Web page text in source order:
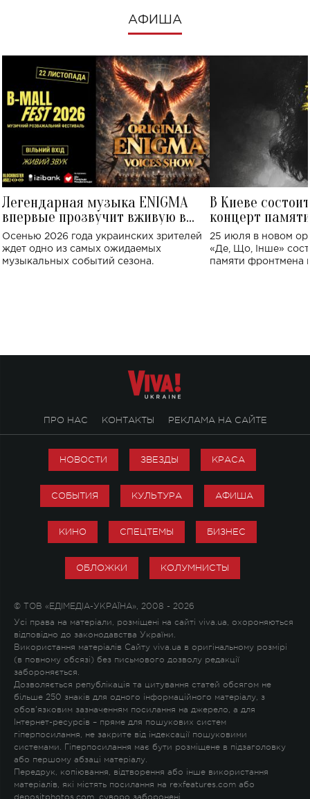
АФИША
Легендарная музыка ENIGMA
впервые прозвучит вживую в
Украине: где состоится концерт
Осенью 2026 года украинских зрителей
ждет одно из самых ожидаемых
музыкальных событий сезона.
В Киеве
концерт
Клименко:
исполнят песни
25 июля в новом
«Де, Що, Інше»
памяти фронтмена
ПРО НАС КОНТАКТЫ РЕКЛАМА НА САЙТЕ
НОВОСТИ ЗВЕЗДЫ КРАСА
СОБЫТИЯ КУЛЬТУРА АФИША
КИНО СПЕЦТЕМЫ БИЗНЕС
ОБЛОЖКИ КОЛУМНИСТЫ
© ТОВ «ЕДІМЕДІА-УКРАЇНА», 2008 - 2026
Усі права на матеріали, розміщені на сайті viva.ua, охороняються
відповідно до законодавства України.
Використання матеріалів Сайту viva.ua в оригінальному розмірі
(в повному обсязі) без письмового дозволу редакції
забороняється.
Дозволяється републікація та цитування статей обсягом не
більше 250 знаків для одного інформаційного матеріалу, з
обов'язковим зазначенням посилання на джерело, а для
Інтернет-ресурсів – пряме для пошукових систем
гіперпосилання, не закрите від індексації пошуковими
системами. Гіперпосилання має бути розміщене в підзаголовку
або першому абзаці матеріалу.
Передрук, копіювання, відтворення або інше використання
матеріалів, які містять посилання на rexfeatures.com або